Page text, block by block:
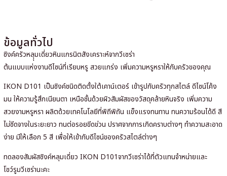
ข้อมูลทั่วไป
ซิงค์ครัวหลุุมเดี่ยวหินแกรนิตสังเคราะห์จากวีเซร่า
ต้นแบบแห่งงานดีไซน์ที่เรียบหรู สวยแกร่ง เพิ่มความหรูหราให้กับครัวของคุณ
IKON D101 เป็นซิงค์ชนิดติดตั้งใต้เคาน์เตอร์ เข้ารูปกับครัวทุกสไตล์ ดีไซน์โค้ง
มน ให้ความรู้สึกเนียนตา เหนือชั้นด้วยผิวสัมผัสของวัสดุคล้ายหินจริง เพิ่มความ
สวยงามหรูหรา ผลิตด้วยเทคโนโลยีที่พิถีพิถัน แข็งแรงทนทาน ทนความร้อนได้ดี สี
ไม่ซีดจางในระยะยาว ทนต่อรอยขีดข่วน ปราศจากการเกิดคราบต่างๆ ทำความสะอาด
ง่าย มีให้เลือก 5 สี เพื่อให้เข้ากับดีไซน์ของครัวสไตล์ต่างๆ
ทดลองสัมผัสซิงค์หลุมเดี่ยว IKON D101จากวีเซร่าได้ที่ตัวแทนจำหน่ายและ
โชว์รูมวีเซร่านะคะ